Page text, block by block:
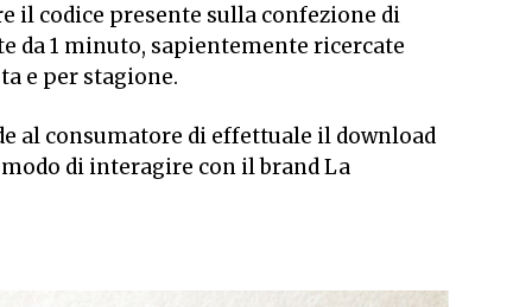
il codice presente sulla confezione di
da 1 minuto, sapientemente ricercate
e per stagione.
al consumatore di effettuale il download
di interagire con il brand La